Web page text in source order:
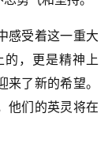
感受着这一重大
，更是精神上
了新的希望。
他们的英灵将在